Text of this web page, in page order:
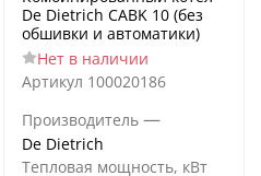
De Dietrich CABK 10 (без
обшивки и автоматики)
Нет в наличии
Артикул 100020186
Производитель —
De Dietrich
Тепловая мощность, кВт